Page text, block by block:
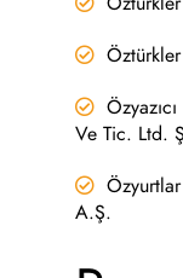
Ve Tic. Ltd.
A.Ş.